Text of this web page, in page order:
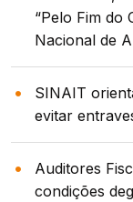
“Pelo Fim do
Nacional de
SINAIT
evitar
Auditores
condições